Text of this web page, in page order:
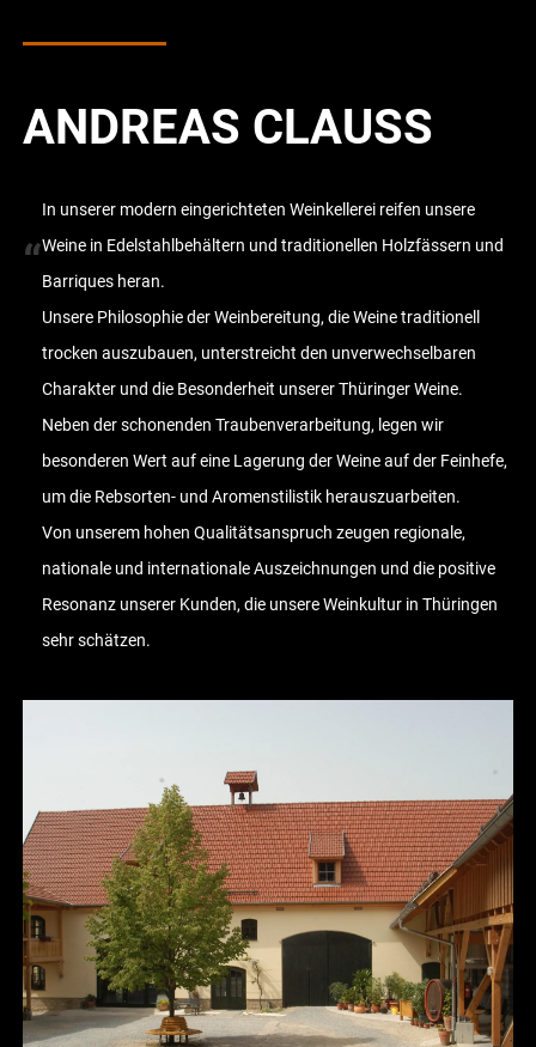
ANDREAS CLAUSS
“
In unserer modern eingerichteten Weinkellerei reifen unsere
Weine in Edelstahlbehältern und traditionellen Holzfässern und
Barriques heran.
Unsere Philosophie der Weinbereitung, die Weine traditionell
trocken auszubauen, unterstreicht den unverwechselbaren
Charakter und die Besonderheit unserer Thüringer Weine.
Neben der schonenden Traubenverarbeitung, legen wir
besonderen Wert auf eine Lagerung der Weine auf der Feinhefe,
um die Rebsorten- und Aromenstilistik herauszuarbeiten.
Von unserem hohen Qualitätsanspruch zeugen regionale,
nationale und internationale Auszeichnungen und die positive
Resonanz unserer Kunden, die unsere Weinkultur in Thüringen
sehr schätzen.